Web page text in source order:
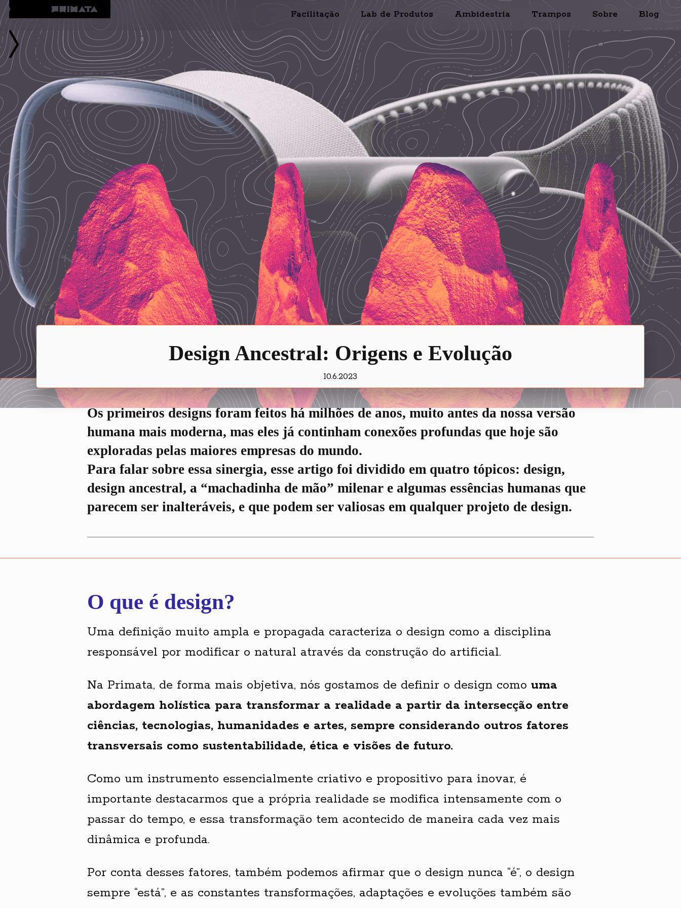
Facilitação Lab de Produtos Ambidestria Trampos Sobre Blog
Design Ancestral: Origens e Evolução
10.6.2023
Os primeiros designs foram feitos há milhões de anos, muito antes da nossa versão
humana mais moderna, mas eles já continham conexões profundas que hoje são
exploradas pelas maiores empresas do mundo.
Para falar sobre essa sinergia, esse artigo foi dividido em quatro tópicos: design,
design ancestral, a “machadinha de mão” milenar e algumas essências humanas que
parecem ser inalteráveis, e que podem ser valiosas em qualquer projeto de design.
O que é design?
Uma definição muito ampla e propagada caracteriza o design como a disciplina
responsável por modificar o natural através da construção do artificial.
Na Primata, de forma mais objetiva, nós gostamos de definir o design como uma
abordagem holística para transformar a realidade a partir da intersecção entre
ciências, tecnologias, humanidades e artes, sempre considerando outros fatores
transversais como sustentabilidade, ética e visões de futuro.
Como um instrumento essencialmente criativo e propositivo para inovar, é
importante destacarmos que a própria realidade se modifica intensamente com o
passar do tempo, e essa transformação tem acontecido de maneira cada vez mais
dinâmica e profunda.
Por conta desses fatores, também podemos afirmar que o design nunca “é”, o design
sempre “está”, e as constantes transformações, adaptações e evoluções também são